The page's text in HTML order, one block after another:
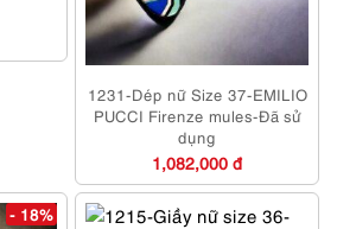
1231-Dép nữ Size 37-EMILIO
PUCCI Firenze mules-Đã sử
dụng
1,082,000 đ
- 18%